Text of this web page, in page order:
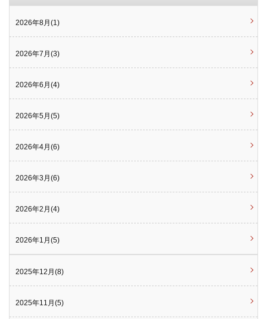
2026年8月(1)
2026年7月(3)
2026年6月(4)
2026年5月(5)
2026年4月(6)
2026年3月(6)
2026年2月(4)
2026年1月(5)
2025年12月(8)
2025年11月(5)